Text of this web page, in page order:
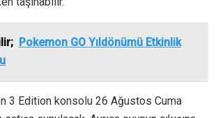
Pokemon GO Yıldönümü Etkinlik
3 Edition konsolu 26 Ağustos Cuma